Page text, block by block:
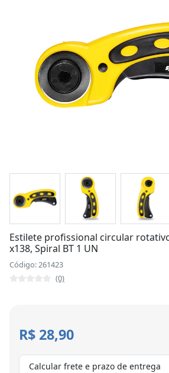
Estilete profissional circular
x138, Spiral BT 1 UN
Código: 261423
(0)
R$ 28,90
Calcular frete e prazo de entrega